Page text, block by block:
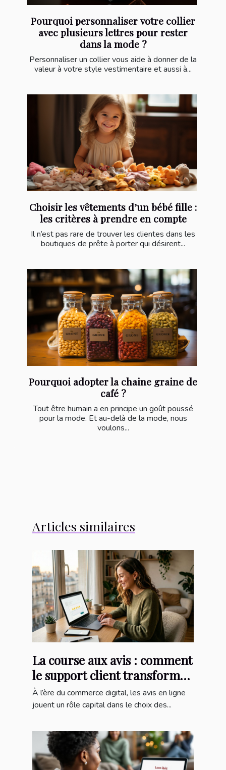
Pourquoi personnaliser votre collier
avec plusieurs lettres pour rester
dans la mode ?
Personnaliser un collier vous aide à donner de la
valeur à votre style vestimentaire et aussi à...
Choisir les vêtements d’un bébé fille :
les critères à prendre en compte
Il n’est pas rare de trouver les clientes dans les
boutiques de prête à porter qui désirent...
Pourquoi adopter la chaine graine de
café ?
Tout être humain a en principe un goût poussé
pour la mode. Et au-delà de la mode, nous
voulons...
Articles similaires
La course aux avis : comment
le support client transforme
l’expérience d’achat en ligne
À l’ère du commerce digital, les avis en ligne
jouent un rôle capital dans le choix des...